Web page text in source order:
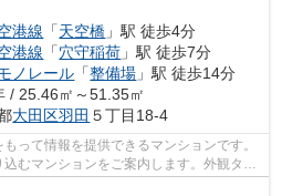
港線 「天空橋 」駅 徒歩4分
港線 「穴守稲荷 」駅 徒歩7分
ノレール 「整備場 」駅 徒歩14分
/ 25.46㎡～51.35㎡
大田区羽田 ５丁目18-4
って情報を提供できるマンションです。
むマンションをご案内します。外観タイ
いつ...